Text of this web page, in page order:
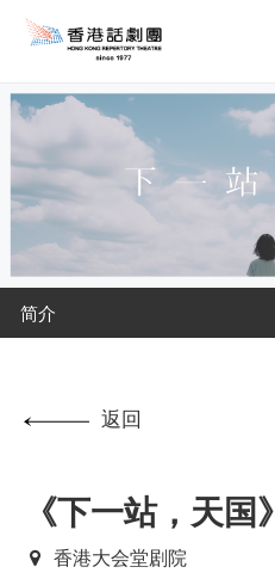
简介
返回
《下一站，天国》
香港大会堂剧院